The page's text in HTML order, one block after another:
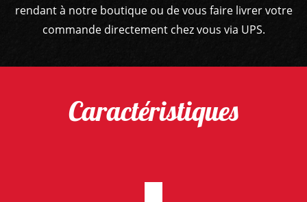
rendant à notre boutique ou de vous faire livrer votre
commande directement chez vous via UPS.
Caractéristiques